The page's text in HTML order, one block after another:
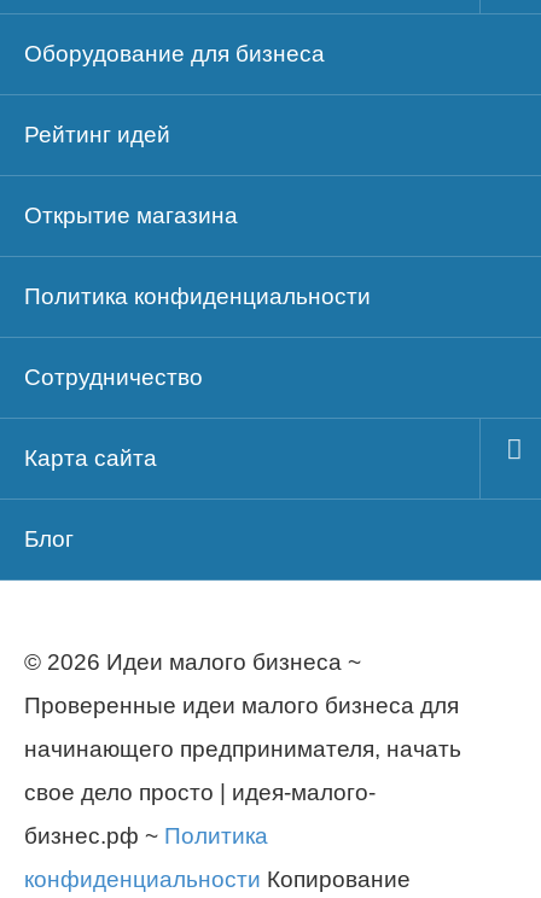
Оборудование для бизнеса
Рейтинг идей
Открытие магазина
Политика конфиденциальности
Сотрудничество
Карта сайта
Блог
© 2026 Идеи малого бизнеса ~
Проверенные идеи малого бизнеса для
начинающего предпринимателя, начать
свое дело просто | идея-малого-
бизнес.рф ~ Политика
конфиденциальности Копирование